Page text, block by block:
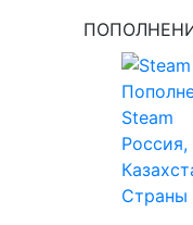
Steam
Россия,
Укажи игру для
Введите как